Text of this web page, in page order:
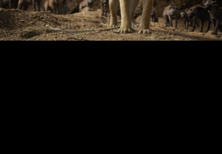
LUCA - Szenenbilder & Pressefotos